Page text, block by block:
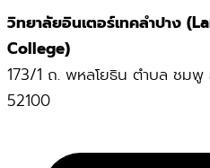
วิทยาลัยอินเตอร์เทคลำปาง
College)
173/1 ถ. พหลโยธิน ตำบล ชมพู
52100